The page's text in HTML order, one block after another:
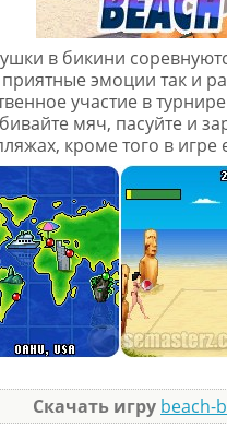
в бикини
эмоции так и
участие в
мяч, пасуйте и
кроме того в
Скачать игру beach-